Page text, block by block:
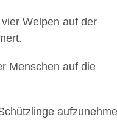
Welpen auf der
Menschen auf die